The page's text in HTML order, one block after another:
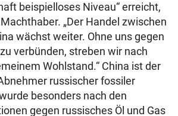
beispielloses Niveau“ erreicht,
„Der Handel zwischen
wächst weiter. Ohne uns gegen
verbünden, streben wir nach
Wohlstand.“ China ist der
russischer fossiler
besonders nach den
gegen russisches Öl und Gas